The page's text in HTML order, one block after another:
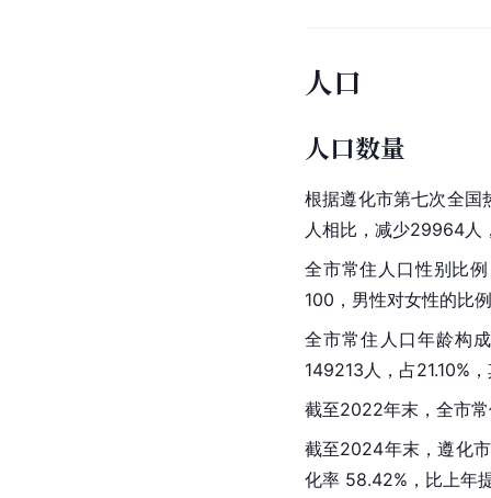
人口
人口数量
根据遵化市第七次全
人相比，减少29964人
全市常住人口性别比
100，男性对女性的比
全市常住人口年龄构
149213人，占21.10%
截至2022年末，全市
截至2024年末，遵化
化率 58.42%，比上年